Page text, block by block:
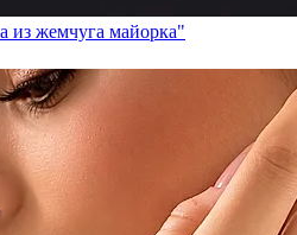
из жемчуга майорка"